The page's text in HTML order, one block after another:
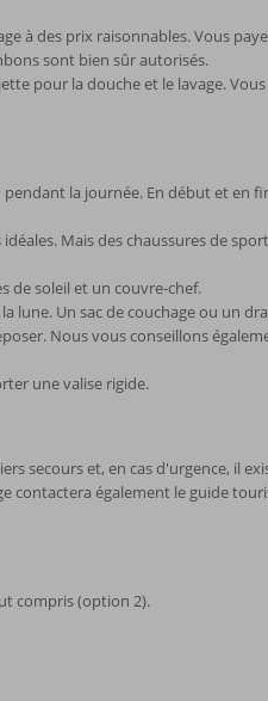
à des prix raisonnables. Vous
sont bien sûr autorisés.
pour la douche et le lavage.
la journée. En début et en
Mais des chaussures de
de soleil et un couvre-chef.
lune. Un sac de couchage ou un
Nous vous conseillons
une valise rigide.
secours et, en cas d'urgence, il
contactera également le guide
compris (option 2).